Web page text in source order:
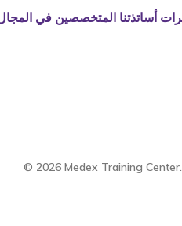
© 2026 Medex Training Center.